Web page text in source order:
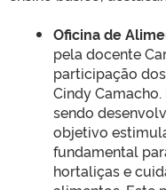
Oficina de
pela docente
participação
Cindy
sendo
objetivo
fundamental
hortaliças e